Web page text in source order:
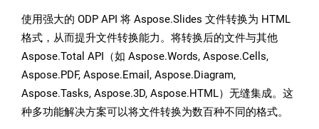
使用强大的 ODP API 将 Aspose.Slides 文件转换为 HTML
格式，从而提升文件转换能力。将转换后的文件与其他
Aspose.Total API（如 Aspose.Words, Aspose.Cells,
Aspose.PDF, Aspose.Email, Aspose.Diagram,
Aspose.Tasks, Aspose.3D, Aspose.HTML）无缝集成。这
种多功能解决方案可以将文件转换为数百种不同的格式。